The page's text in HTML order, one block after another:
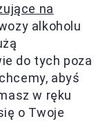
na
alkoholu
do tych poza
abyś
w ręku
o Twoje